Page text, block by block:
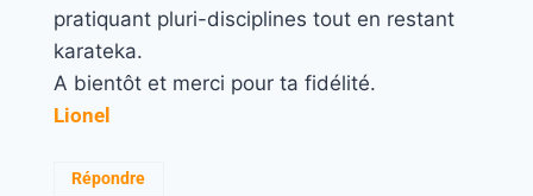
pratiquant pluri-disciplines tout en restant
karateka.
A bientôt et merci pour ta fidélité.
Lionel
Répondre